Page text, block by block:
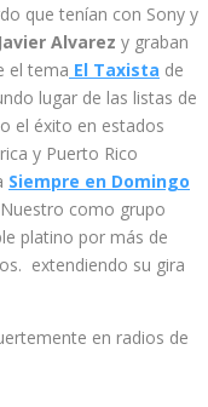
que tenían con Sony y
Javier Alvarez y graban
el tema El Taxista de
lugar de las listas de
el éxito en estados
y Puerto Rico
Siempre en Domingo
como grupo
platino por más de
extendiendo su gira
en radios de